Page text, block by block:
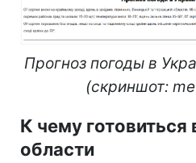
Прогноз погоды в
(скриншот:
К чему готовиться
области